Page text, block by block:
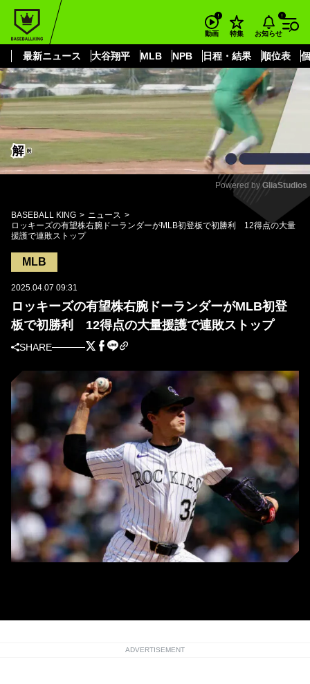
動画 特集 お知らせ
最新ニュース 大谷翔平 MLB NPB 日程・結果 順位表
もっと見る
Mute
Powered by GliaStudios
BASEBALL KING
ニュース
ロッキーズの有望株右腕ドーランダーがMLB初登板で初勝利 12得点の大量
援護で連敗ストップ
MLB
2025.04.07 09:31
ロッキーズの有望株右腕ドーランダーがMLB初登
板で初勝利 12得点の大量援護で連敗ストップ
SHARE
ADVERTISEMENT